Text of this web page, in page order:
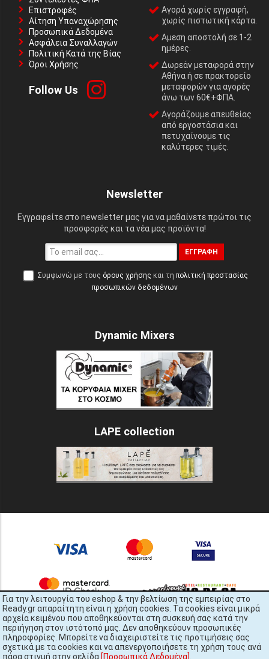
Για την λειτουργία του eshop & την βελτίωση της εμπειρίας στο
Ready.gr απαραίτητη είναι η χρήση cookies. Τα cookies είναι μικρά
αρχεία κειμένου που αποθηκεύονται στη συσκευή σας κατά την
περιήγηση στον ιστότοπό μας. Δεν αποθηκεύουν προσωπικές
πληροφορίες. Μπορείτε να διαχειριστείτε τις προτιμήσεις σας
σχετικά με τα cookies και να απενεργοποιήσετε τη χρήση τους ανά
πάσα στιγμή στην σελίδα [Προσωπικά Δεδομένα]
Επιστροφές
Αίτηση Υπαναχώρησης
Προσωπικά Δεδομένα
Ασφάλεια Συναλλαγών
Πολιτική Κατά της Βίας
Όροι Χρήσης
Follow Us
Αγορά χωρίς εγγραφή,
χωρίς πιστωτική κάρτα.
Αμεση αποστολή σε 1-2
ημέρες.
Δωρεάν μεταφορά στην
Αθήνα ή σε πρακτορείο
μεταφορών για αγορές
άνω των 60€+ΦΠΑ.
Αγοράζουμε απευθείας
από εργοστάσια και
πετυχαίνουμε τις
καλύτερες τιμές.
Newsletter
Εγγραφείτε στο newsletter μας για να μαθαίνετε πρώτοι τις
προσφορές και τα νέα μας προϊόντα!
ΕΓΓΡΑΦΉ
Συμφωνώ με τους όρους χρήσης και τη πολιτική προστασίας
προσωπικών δεδομένων
Dynamic Mixers
LAPE collection